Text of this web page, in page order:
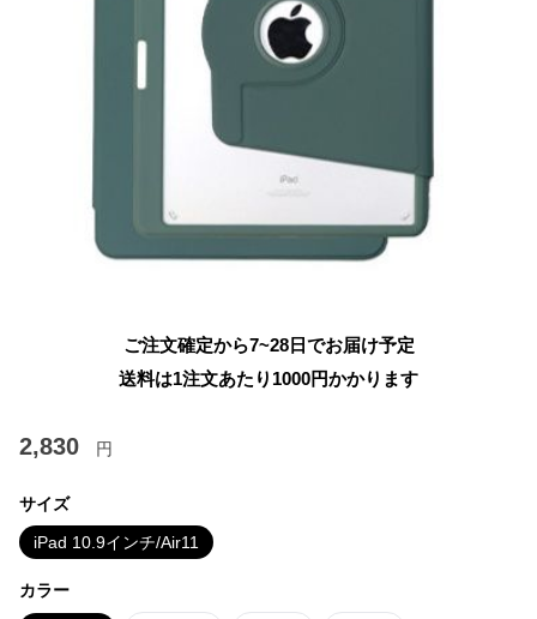
ご注文確定から7~28日でお届け予定
送料は1注文あたり 1000円かかります
2,830 円
サイズ
iPad 10.9インチ/Air11
カラー